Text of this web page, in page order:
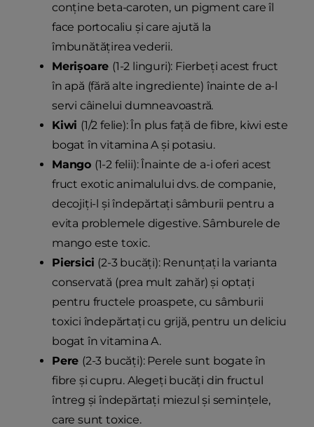
conține beta-caroten, un pigment care îl
face portocaliu și care ajută la
îmbunătățirea vederii.
Merișoare (1-2 linguri): Fierbeți acest fruct
în apă (fără alte ingrediente) înainte de a-l
servi câinelui dumneavoastră.
Kiwi (1/2 felie): În plus față de fibre, kiwi este
bogat în vitamina A și potasiu.
Mango (1-2 felii): Înainte de a-i oferi acest
fruct exotic animalului dvs. de companie,
decojiți-l și îndepărtați sâmburii pentru a
evita problemele digestive. Sâmburele de
mango este toxic.
Piersici (2-3 bucăți): Renunțați la varianta
conservată (prea mult zahăr) și optați
pentru fructele proaspete, cu sâmburii
toxici îndepărtați cu grijă, pentru un deliciu
bogat în vitamina A.
Pere (2-3 bucăți): Perele sunt bogate în
fibre și cupru. Alegeți bucăți din fructul
întreg și îndepărtați miezul și semințele,
care sunt toxice.